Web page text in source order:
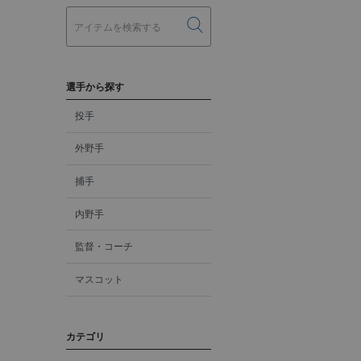
選手から探す
投手
外野手
捕手
内野手
監督・コーチ
マスコット
カテゴリ